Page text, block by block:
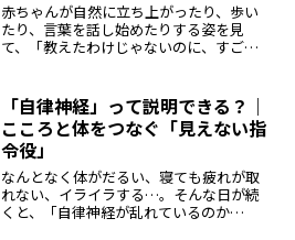
赤ちゃんが自然に立ち上がったり、歩い
たり、言葉を話し始めたりする姿を見
て、「教えたわけじゃないのに、すごい
が深く関係しています。この記事では、
ゲゼルという心理学者が提唱し...
「自律神経」って説明できる？｜
こころと体をつなぐ「見えない指
令役」
なんとなく体がだるい、寝ても疲れが取
れない、イライラする…。そんな日が続
くと、「自律神経が乱れているのか